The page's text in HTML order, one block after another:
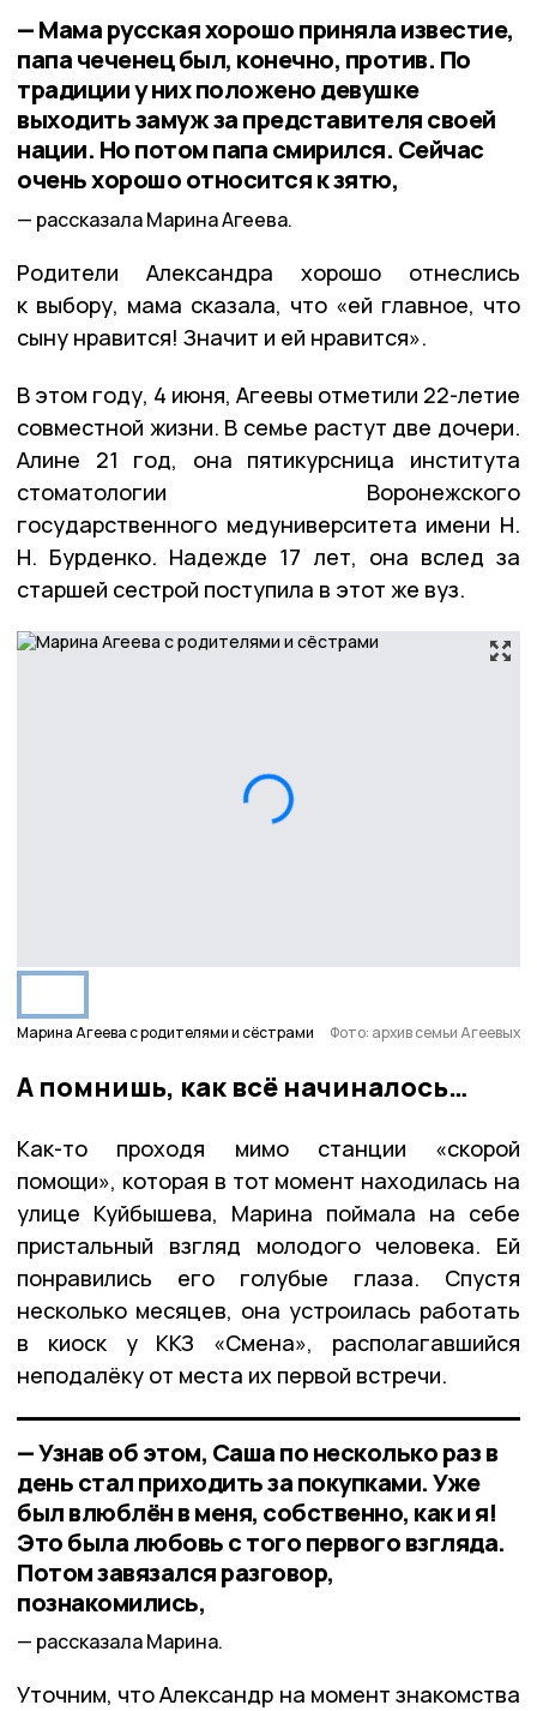
— Мама русская хорошо приняла известие,
папа чеченец был, конечно, против. По
традиции у них положено девушке
выходить замуж за представителя своей
нации. Но потом папа смирился. Сейчас
очень хорошо относится к зятю,
рассказала Марина Агеева.
Родители Александра хорошо отнеслись
к выбору, мама сказала, что «ей главное, что
сыну нравится! Значит и ей нравится».
В этом году, 4 июня, Агеевы отметили 22-летие
совместной жизни. В семье растут две дочери.
Алине 21 год, она пятикурсница института
стоматологии Воронежского
государственного медуниверситета имени Н.
Н. Бурденко. Надежде 17 лет, она вслед за
старшей сестрой поступила в этот же вуз.
Марина Агеева с родителями и сёстрами Фото: архив семьи Агеевых
А помнишь, как всё начиналось…
Как-то проходя мимо станции «скорой
помощи», которая в тот момент находилась на
улице Куйбышева, Марина поймала на себе
пристальный взгляд молодого человека. Ей
понравились его голубые глаза. Спустя
несколько месяцев, она устроилась работать
в киоск у ККЗ «Смена», располагавшийся
неподалёку от места их первой встречи.
— Узнав об этом, Саша по несколько раз в
день стал приходить за покупками. Уже
был влюблён в меня, собственно, как и я!
Это была любовь с того первого взгляда.
Потом завязался разговор,
познакомились,
рассказала Марина.
Уточним, что Александр на момент знакомства